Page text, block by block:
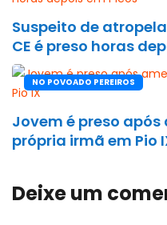
Suspeito de
CE é preso horas
NO POVOADO PEREIROS
Jovem é preso
própria irmã em Pio
Deixe um